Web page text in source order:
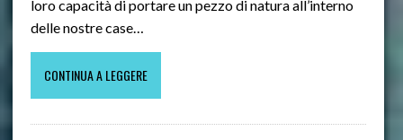
loro capacità di portare un pezzo di natura all’interno
delle nostre case…
CONTINUA A LEGGERE